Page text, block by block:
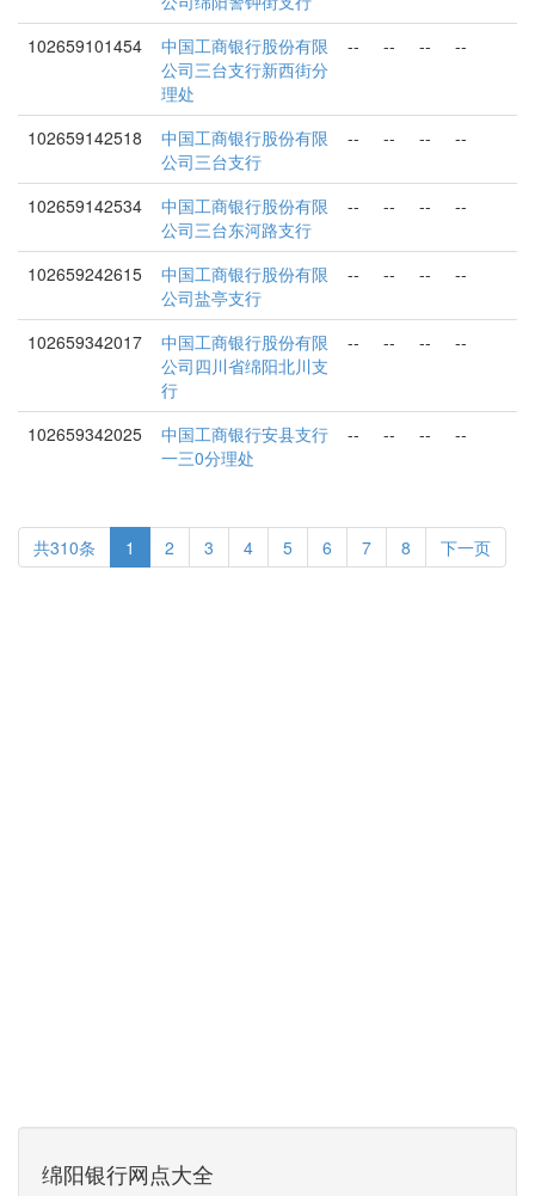
102659101454
中国工商银行股份有限
公司三台支行新西街分
理处
-- -- -- --
102659142518
中国工商银行股份有限
公司三台支行
-- -- -- --
102659142534
中国工商银行股份有限
公司三台东河路支行
-- -- -- --
102659242615
中国工商银行股份有限
公司盐亭支行
-- -- -- --
102659342017
中国工商银行股份有限
公司四川省绵阳北川支
行
-- -- -- --
102659342025
中国工商银行安县支行
一三0分理处
-- -- -- --
共310条 1 2 3 4 5 6 7 8 下一页
绵阳银行网点大全